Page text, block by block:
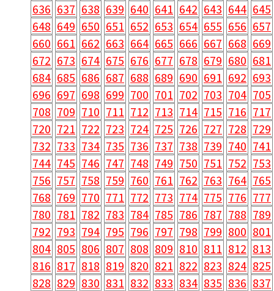
636 637 638 639 640 641 642 643 644 645
648 649 650 651 652 653 654 655 656 657
660 661 662 663 664 665 666 667 668 669
672 673 674 675 676 677 678 679 680 681
684 685 686 687 688 689 690 691 692 693
696 697 698 699 700 701 702 703 704 705
708 709 710 711 712 713 714 715 716 717
720 721 722 723 724 725 726 727 728 729
732 733 734 735 736 737 738 739 740 741
744 745 746 747 748 749 750 751 752 753
756 757 758 759 760 761 762 763 764 765
768 769 770 771 772 773 774 775 776 777
780 781 782 783 784 785 786 787 788 789
792 793 794 795 796 797 798 799 800 801
804 805 806 807 808 809 810 811 812 813
816 817 818 819 820 821 822 823 824 825
828 829 830 831 832 833 834 835 836 837